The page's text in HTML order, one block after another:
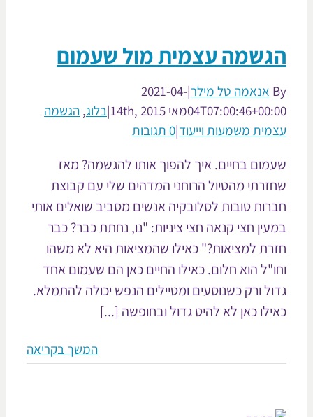
משמעות וייעוד
עצמית מול שעמום
אנאמה טל מילר|
2021-04-
מאי 14th, 2015 |בלוג,הגשמה
משמעות וייעוד|0 תגובות
בחיים. איך להפוך אותו להגשמה? מאז
מהטיול הרוחני המדהים שלי עם קבוצת
טובות לסלובקיה אנשים מסביב שואלים אותי
חצי קנאה חצי ציניות: "נו, נחתת כבר? כבר
למציאות?" כאילו שהמציאות היא לא משהו
הוא חלום. כאילו החיים כאן הם שעמום אחד
ורק כשנוסעים ומטיילים הנפש יכולה להתמלא.
כאן לא להיט גדול ובחופשה [...]
המשך בקריאה
סטרס